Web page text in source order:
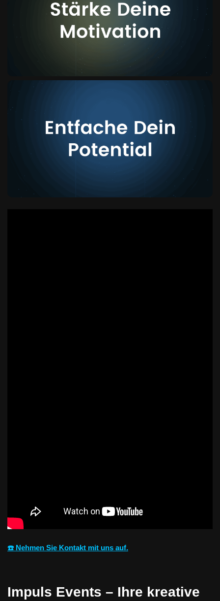
☎️ Nehmen Sie Kontakt mit uns auf.
Impuls Events – Ihre kreative